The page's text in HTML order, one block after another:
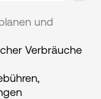
und
Verbräuche